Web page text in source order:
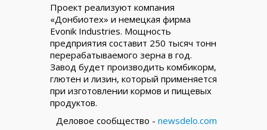
Проект реализуют компания
«Донбиотех» и немецкая фирма
Evonik Industries. Мощность
предприятия составит 250 тысяч тонн
перерабатываемого зерна в год.
Завод будет производить комбикорм,
глютен и лизин, который применяется
при изготовлении кормов и пищевых
продуктов.
Деловое сообщество - newsdelo.com